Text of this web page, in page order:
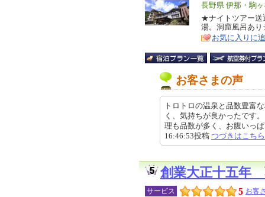
エ
リ
ア
長野県 伊那・駒
特
徴
★ナイトツアー送
湯。洞窟風呂あ
お気に入りに
お客さまの声
トロトロの温泉と品数豊富
く、気持ちが良かったです
理も品数が多く、お腹いっ
16:46:53投稿 つづきはこちら
創業大正十五
サービス 5 お客